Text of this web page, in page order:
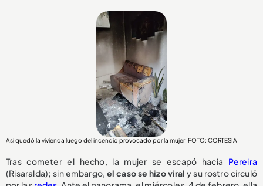
Así quedó la vivienda luego del incendio provocado por la mujer. FOTO: CORTESÍA
Tras cometer el hecho, la mujer se escapó hacia Pereira
(Risaralda); sin embargo, el caso se hizo viral y su rostro circuló